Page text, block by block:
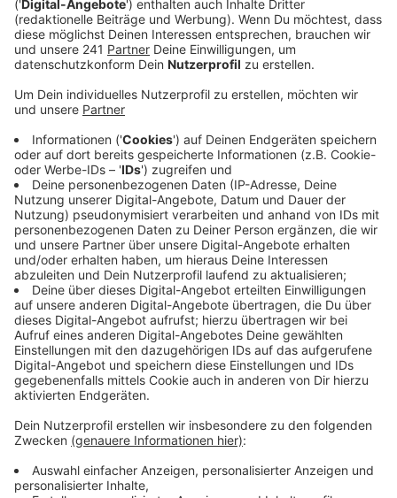
Veröffentlicht:Freitag, 26.05.2023 06:05
Anzeige
Hamburg und die A3 in Richtung Frankfurt sowie der
gesamte Kölner Autobahnring sein, heißt es. Der ADAC
sagt, dass am Freitag und am Rückreisetag Montag
Stauberater auf Motorrädern unterwegs sein werden,
die bei der Routenplanung helfen, auf die
Rettungsgasse hinweisen und Spielsachen für Kinder
verteilen, damit die Wartezeit im Stau schneller
rumgeht. Im Jahr 2022 war der Freitag vor Pfingsten
bundesweit der dritt-staureichste Tag des Jahres.
Anzeige
Weitere Meldungen aus Leverkusen
Anzeige